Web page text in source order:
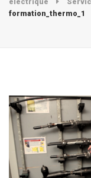
formation_thermo_1